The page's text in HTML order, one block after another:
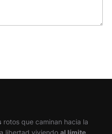
rotos que caminan hacia la